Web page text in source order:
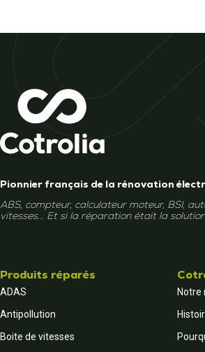
Pionnier français de la rénovation
ABS, compteur, calculateur moteur, BSI,
vitesses... Et si la réparation était la
Produits réparés
ADAS
Antipollution
Boite de vitesses
Notre